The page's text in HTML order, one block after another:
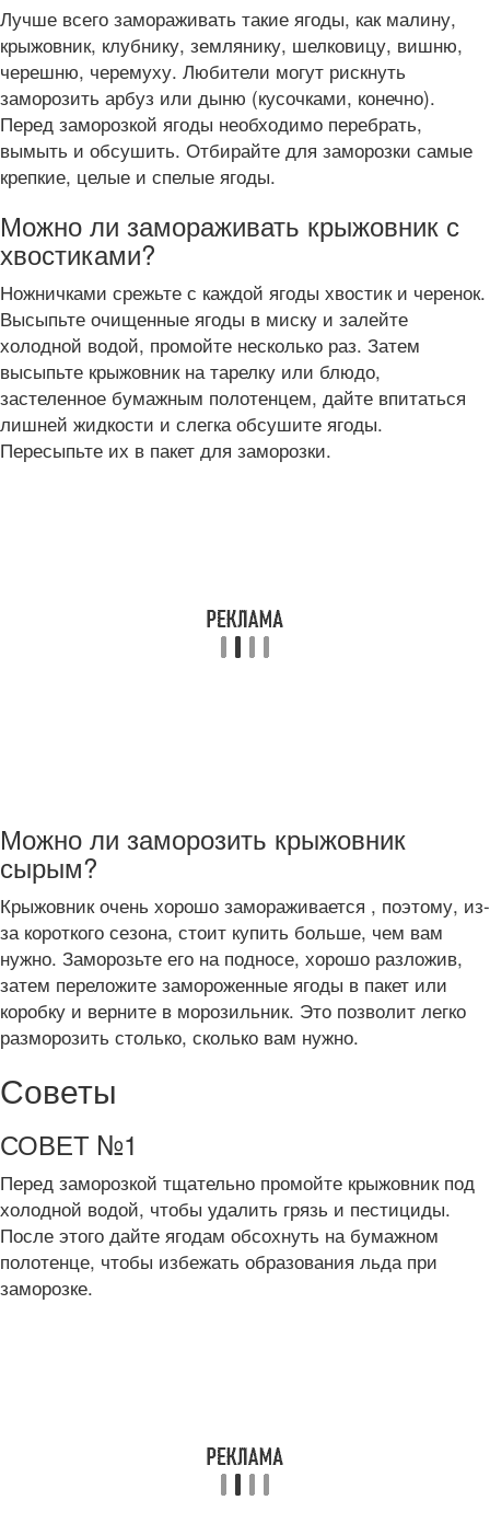
Лучше всего замораживать такие ягоды, как малину,
крыжовник, клубнику, землянику, шелковицу, вишню,
черешню, черемуху. Любители могут рискнуть
заморозить арбуз или дыню (кусочками, конечно).
Перед заморозкой ягоды необходимо перебрать,
вымыть и обсушить. Отбирайте для заморозки самые
крепкие, целые и спелые ягоды.
Можно ли замораживать крыжовник с
хвостиками?
Ножничками срежьте с каждой ягоды хвостик и черенок.
Высыпьте очищенные ягоды в миску и залейте
холодной водой, промойте несколько раз. Затем
высыпьте крыжовник на тарелку или блюдо,
застеленное бумажным полотенцем, дайте впитаться
лишней жидкости и слегка обсушите ягоды.
Пересыпьте их в пакет для заморозки.
Можно ли заморозить крыжовник
сырым?
Крыжовник очень хорошо замораживается , поэтому, из-
за короткого сезона, стоит купить больше, чем вам
нужно. Заморозьте его на подносе, хорошо разложив,
затем переложите замороженные ягоды в пакет или
коробку и верните в морозильник. Это позволит легко
разморозить столько, сколько вам нужно.
Советы
СОВЕТ №1
Перед заморозкой тщательно промойте крыжовник под
холодной водой, чтобы удалить грязь и пестициды.
После этого дайте ягодам обсохнуть на бумажном
полотенце, чтобы избежать образования льда при
заморозке.